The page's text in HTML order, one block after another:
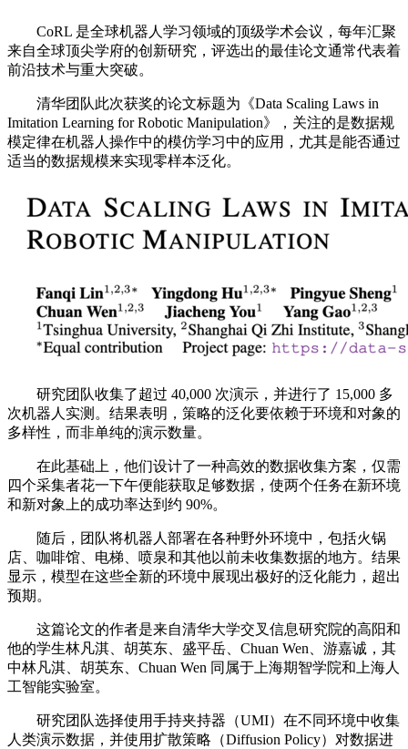
CoRL 是全球机器人学习领域的顶级学术会议，每年汇聚
来自全球顶尖学府的创新研究，评选出的最佳论文通常代表着
前沿技术与重大突破。
清华团队此次获奖的论文标题为《Data Scaling Laws in
Imitation Learning for Robotic Manipulation》，关注的是数据规
模定律在机器人操作中的模仿学习中的应用，尤其是能否通过
适当的数据规模来实现零样本泛化。
研究团队收集了超过 40,000 次演示，并进行了 15,000 多
次机器人实测。结果表明，策略的泛化要依赖于环境和对象的
多样性，而非单纯的演示数量。
在此基础上，他们设计了一种高效的数据收集方案，仅需
四个采集者花一下午便能获取足够数据，使两个任务在新环境
和新对象上的成功率达到约 90%。
随后，团队将机器人部署在各种野外环境中，包括火锅
店、咖啡馆、电梯、喷泉和其他以前未收集数据的地方。结果
显示，模型在这些全新的环境中展现出极好的泛化能力，超出
预期。
这篇论文的作者是来自清华大学交叉信息研究院的高阳和
他的学生林凡淇、胡英东、盛平岳、Chuan Wen、游嘉诚，其
中林凡淇、胡英东、Chuan Wen 同属于上海期智学院和上海人
工智能实验室。
研究团队选择使用手持夹持器（UMI）在不同环境中收集
人类演示数据，并使用扩散策略（Diffusion Policy）对数据进